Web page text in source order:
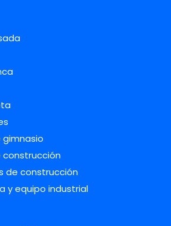
gimnasio
construcción
de construcción
y equipo industrial